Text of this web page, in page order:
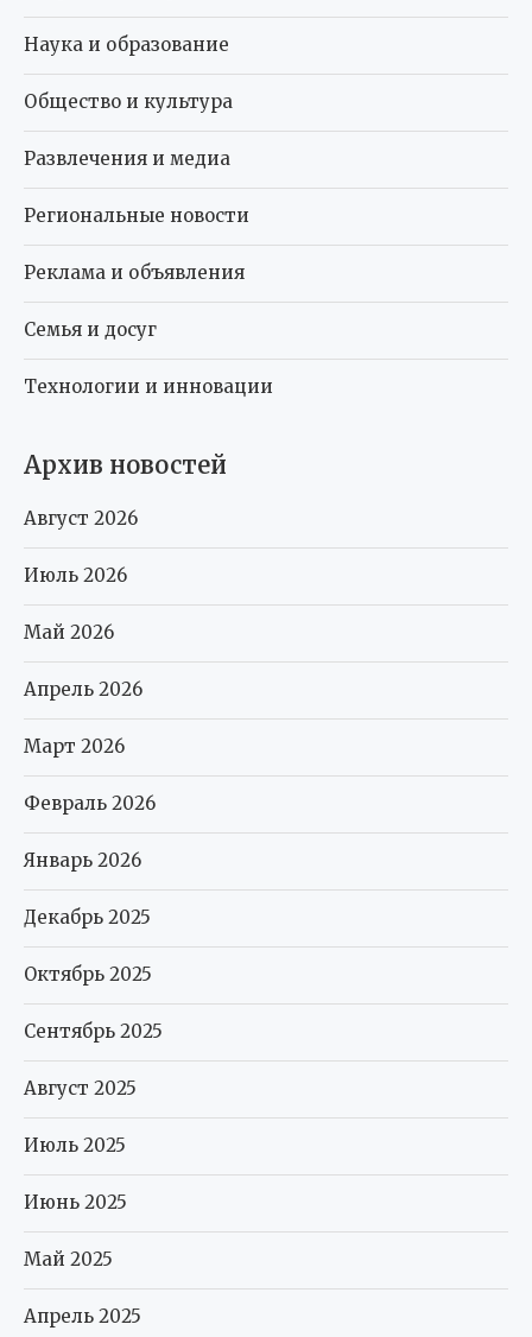
Наука и образование
Общество и культура
Развлечения и медиа
Региональные новости
Реклама и объявления
Семья и досуг
Технологии и инновации
Архив новостей
Август 2026
Июль 2026
Май 2026
Апрель 2026
Март 2026
Февраль 2026
Январь 2026
Декабрь 2025
Октябрь 2025
Сентябрь 2025
Август 2025
Июль 2025
Июнь 2025
Май 2025
Апрель 2025